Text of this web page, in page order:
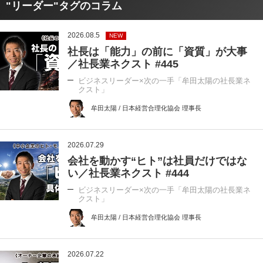
"リーダー"タグのコラム
2026.08.5 NEW
社長は「能力」の前に「資質」が大事
／社長業ネクスト #445
ビジネスリーダー×次の一手「牟田太陽の社長業ネ
クスト」
牟田太陽 / 日本経営合理化協会 理事長
2026.07.29
会社を動かす“ヒト”は社員だけではな
い／社長業ネクスト #444
ビジネスリーダー×次の一手「牟田太陽の社長業ネ
クスト」
牟田太陽 / 日本経営合理化協会 理事長
2026.07.22